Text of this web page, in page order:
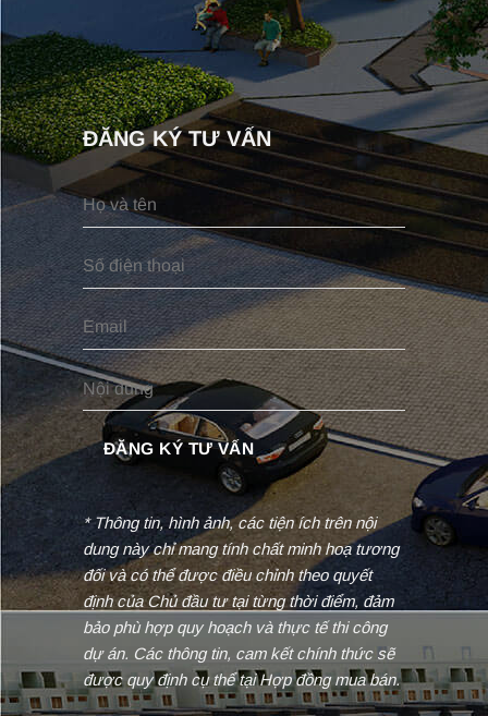
ĐĂNG KÝ TƯ VẤN
* Thông tin, hình ảnh, các tiện ích trên nội
dung này chỉ mang tính chất minh hoạ tương
đối và có thể được điều chỉnh theo quyết
định của Chủ đầu tư tại từng thời điểm, đảm
bảo phù hợp quy hoạch và thực tế thi công
dự án. Các thông tin, cam kết chính thức sẽ
được quy định cụ thể tại Hợp đồng mua bán.